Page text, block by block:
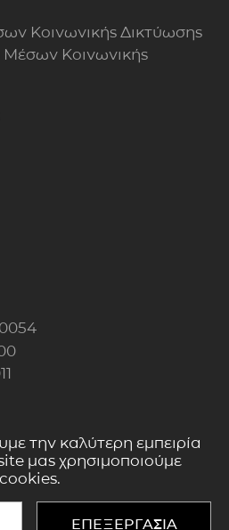
την καλύτερη εμπειρία
μας χρησιμοποιούμε
cookies.
ΕΠΕΞΕΡΓΑΣΙΑ
Kοινωνικής Δικτύωσης
Μέσων Κοινωνικής